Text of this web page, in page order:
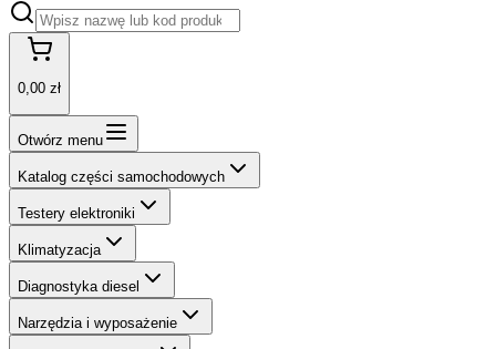
0,00 zł
Otwórz menu
Katalog części samochodowych
Testery elektroniki
Klimatyzacja
Diagnostyka diesel
Narzędzia i wyposażenie